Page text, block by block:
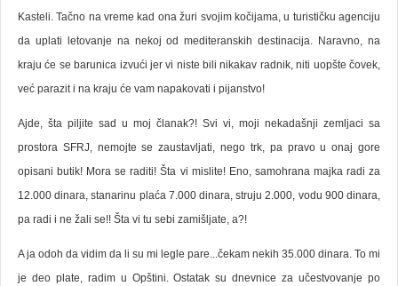
Kasteli. Tačno na vreme kad ona žuri svojim kočijama, u turističku agenciju
da uplati letovanje na nekoj od mediteranskih destinacija. Naravno, na
kraju će se barunica izvući jer vi niste bili nikakav radnik, niti uopšte čovek,
već parazit i na kraju će vam napakovati i pijanstvo!
Ajde, šta piljite sad u moj članak?! Svi vi, moji nekadašnji zemljaci sa
prostora SFRJ, nemojte se zaustavljati, nego trk, pa pravo u onaj gore
opisani butik! Mora se raditi! Šta vi mislite! Eno, samohrana majka radi za
12.000 dinara, stanarinu plaća 7.000 dinara, struju 2.000, vodu 900 dinara,
pa radi i ne žali se!! Šta vi tu sebi zamišljate, a?!
A ja odoh da vidim da li su mi legle pare...čekam nekih 35.000 dinara. To mi
je deo plate, radim u Opštini. Ostatak su dnevnice za učestvovanje po